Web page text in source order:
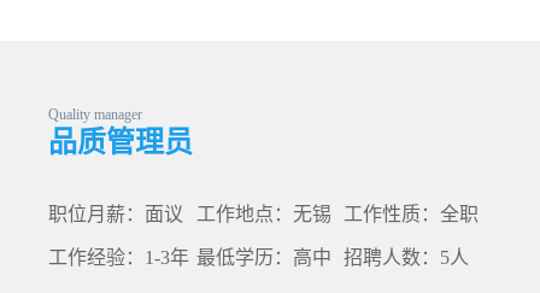
Quality manager
品质管理员
职位月薪：面议 工作地点：无锡 工作性质：全职
工作经验：1-3年 最低学历：高中 招聘人数：5人